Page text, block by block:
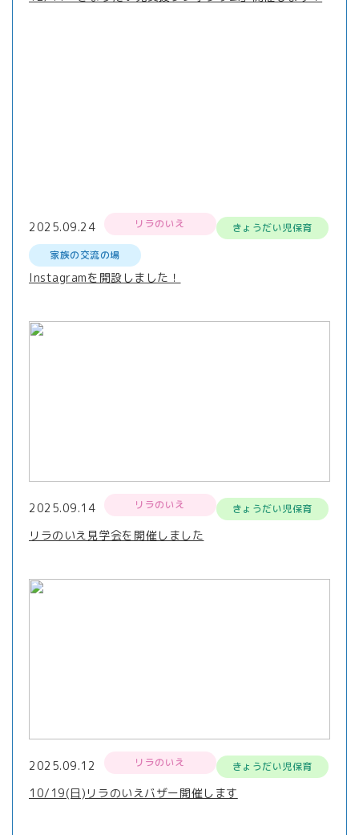
2025.09.24 リラのいえ
きょうだい児保育
家族の交流の場
Instagramを開設しました！
2025.09.14 リラのいえ きょうだい児保育
リラのいえ見学会を開催しました
2025.09.12 リラのいえ きょうだい児保育
10/19(日)リラのいえバザー開催します